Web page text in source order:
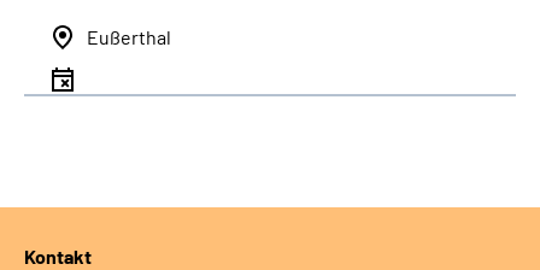
Eußerthal
Kontakt